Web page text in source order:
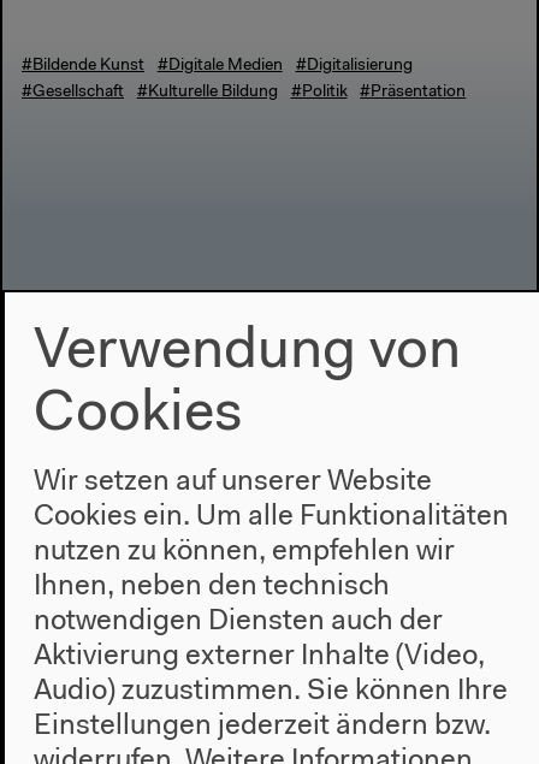
#Bildende Kunst #Digitale Medien
#Digitalisierung
#Gesellschaft
#Kulturelle Bildung #Politik #Präsentation
Detailliertes Programm –
Druckversion
PDF / 1,48 MB
Video – 0:35:17
Verwendung von
Cookies
Wir setzen auf unserer Website
Cookies ein. Um alle Funktionalitäten
nutzen zu können, empfehlen wir
Ihnen, neben den technisch
notwendigen Diensten auch der
Aktivierung externer Inhalte (Video,
Audio) zuzustimmen. Sie können Ihre
Einstellungen jederzeit ändern bzw.